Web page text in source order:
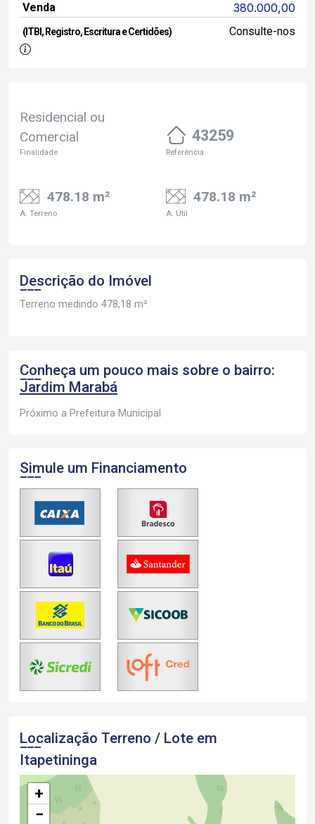
Venda 380.000,00
(ITBI, Registro, Escritura e Certidões) Consulte-nos
Residencial ou
Comercial
Finalidade
43259
Referência
478.18 m²
A. Terreno
478.18 m²
A. Útil
Descrição do Imóvel
Terreno medindo 478,18 m².
Conheça um pouco mais sobre o bairro:
Jardim Marabá
Próximo a Prefeitura Municipal
Simule um Financiamento
Localização Terreno / Lote em
Itapetininga
+
−